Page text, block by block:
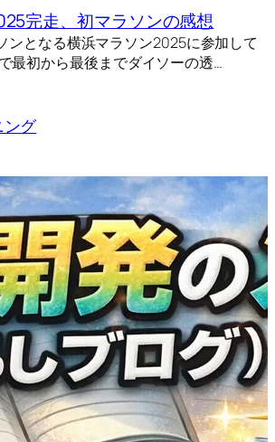
完走、初マラソンの感想
ンとなる横浜マラソン2025に参加して
最初から最後までダイソーの透…
ング